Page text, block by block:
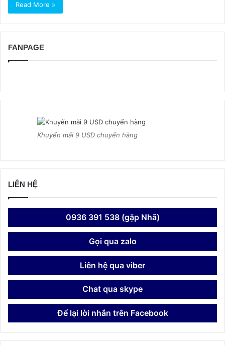
Read More »
FANPAGE
Khuyến mãi 9 USD chuyển hàng
LIÊN HỆ
0936 391 538 (gặp Nhã)
Gọi qua zalo
Liên hệ qua viber
Chat qua skype
Để lại lời nhắn trên Facebook